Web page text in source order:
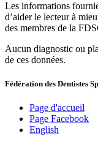
Les informations
d’aider le lecteur à
des membres de la
Aucun diagnostic ou
de ces données.
Fédération des Dentistes
Page d'accueil
Page Facebook
English